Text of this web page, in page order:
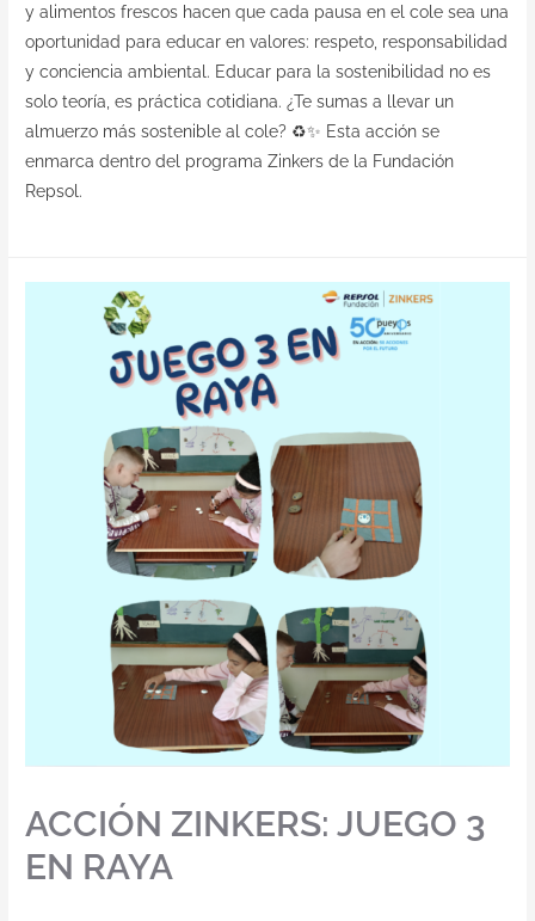
y alimentos frescos hacen que cada pausa en el cole sea una
oportunidad para educar en valores: respeto, responsabilidad
y conciencia ambiental. Educar para la sostenibilidad no es
solo teoría, es práctica cotidiana. ¿Te sumas a llevar un
almuerzo más sostenible al cole? ♻️✨ Esta acción se
enmarca dentro del programa Zinkers de la Fundación
Repsol.
ACCIÓN ZINKERS: JUEGO 3
EN RAYA